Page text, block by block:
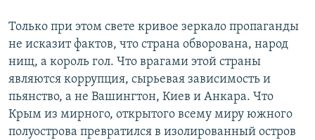
Только при этом свете кривое зеркало пропаганды
не исказит фактов, что страна обворована, народ
нищ, а король гол. Что врагами этой страны
являются коррупция, сырьевая зависимость и
пьянство, а не Вашингтон, Киев и Анкара. Что
Крым из мирного, открытого всему миру южного
полуострова превратился в изолированный остров